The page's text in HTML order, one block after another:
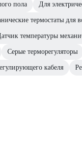
пола Для
термостаты для
температуры
Серые терморегуляторы
кабеля